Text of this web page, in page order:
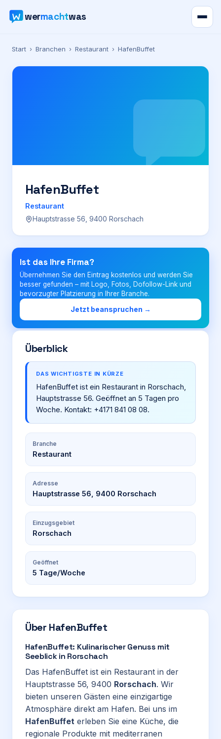
wermachtwas
Verzeichnis
Karte
Preise
Für Firmen
Login
Firma eintragen
Start › Branchen › Restaurant › HafenBuffet
HafenBuffet
Restaurant
Hauptstrasse 56, 9400 Rorschach
Ist das Ihre Firma?
Übernehmen Sie den Eintrag kostenlos und werden Sie
besser gefunden – mit Logo, Fotos, Dofollow-Link und
bevorzugter Platzierung in Ihrer Branche.
Jetzt beanspruchen →
Überblick
DAS WICHTIGSTE IN KÜRZE
HafenBuffet ist ein Restaurant in Rorschach,
Hauptstrasse 56. Geöffnet an 5 Tagen pro
Woche. Kontakt: +4171 841 08 08.
Branche
Restaurant
Adresse
Hauptstrasse 56, 9400 Rorschach
Einzugsgebiet
Rorschach
Geöffnet
5 Tage/Woche
Über HafenBuffet
HafenBuffet: Kulinarischer Genuss mit
Seeblick in Rorschach
Das HafenBuffet ist ein Restaurant in der
Hauptstrasse 56, 9400 Rorschach. Wir
bieten unseren Gästen eine einzigartige
Atmosphäre direkt am Hafen. Bei uns im
HafenBuffet erleben Sie eine Küche, die
regionale Produkte mit mediterranen